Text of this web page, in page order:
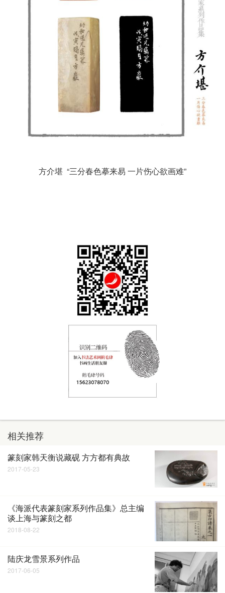
方介堪 “三分春色摹来易 一片伤心欲画难”
相关推荐
篆刻家韩天衡说藏砚 方方都有典故
2017-05-23
《海派代表篆刻家系列作品集》总主编
谈上海与篆刻之都
2018-08-22
陆庆龙雪景系列作品
2017-06-05